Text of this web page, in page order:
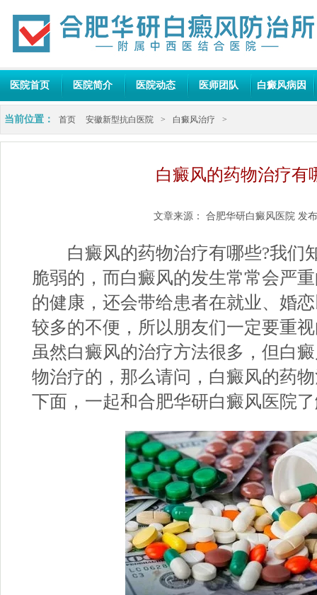
医院首页 医院简介 医院动态 医师团队 白癜风病因
当前位置： 首页 安徽新型抗白医院 > 白癜风治疗 >
白癜风的药物治疗有
文章来源： 合肥华研白癜风医院 发
白癜风的药物治疗有哪些?我们
脆弱的，而白癜风的发生常常会严
的健康，还会带给患者在就业、婚
较多的不便，所以朋友们一定要重
虽然白癜风的治疗方法很多，但白
物治疗的，那么请问，白癜风的药
下面，一起和合肥华研白癜风医院